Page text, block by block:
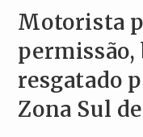
Motorista
permissão,
resgatado
Zona Sul